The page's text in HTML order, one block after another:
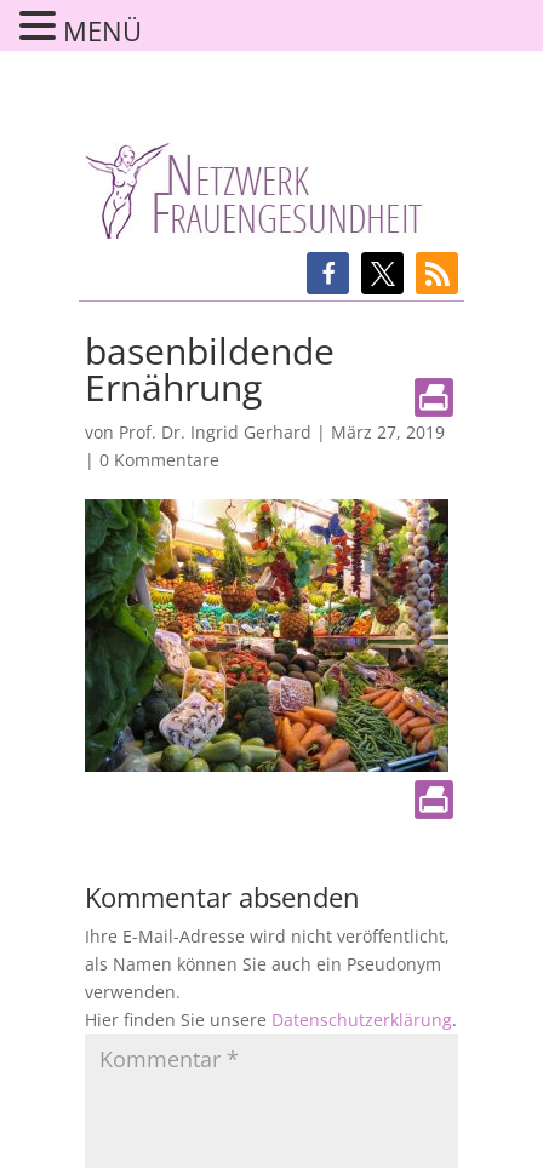
basenbildende
Ernährung
von Prof. Dr. Ingrid Gerhard | März 27, 2019
| 0 Kommentare
Kommentar absenden
Ihre E-Mail-Adresse wird nicht veröffentlicht,
als Namen können Sie auch ein Pseudonym
verwenden.
Hier finden Sie unsere Datenschutzerklärung.
MENÜ